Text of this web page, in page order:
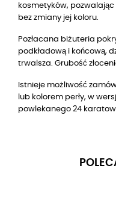
kosmetyków,
bez zmiany jej koloru.
Pozłacana biżuteria
podkładową i końcową,
trwalsza. Grubość
Istnieje możliwość
lub kolorem perły, w
powlekanego 24